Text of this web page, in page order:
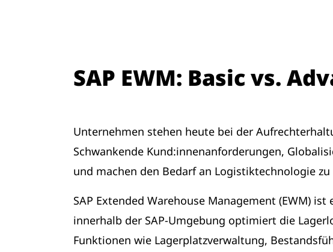
SAP EWM: Basic vs.
Unternehmen stehen heute bei der
Schwankende Kund:innenanforderungen,
und machen den Bedarf an Logistiktechnologie
SAP Extended Warehouse Management (EWM)
innerhalb der SAP-Umgebung optimiert die
Funktionen wie Lagerplatzverwaltung,